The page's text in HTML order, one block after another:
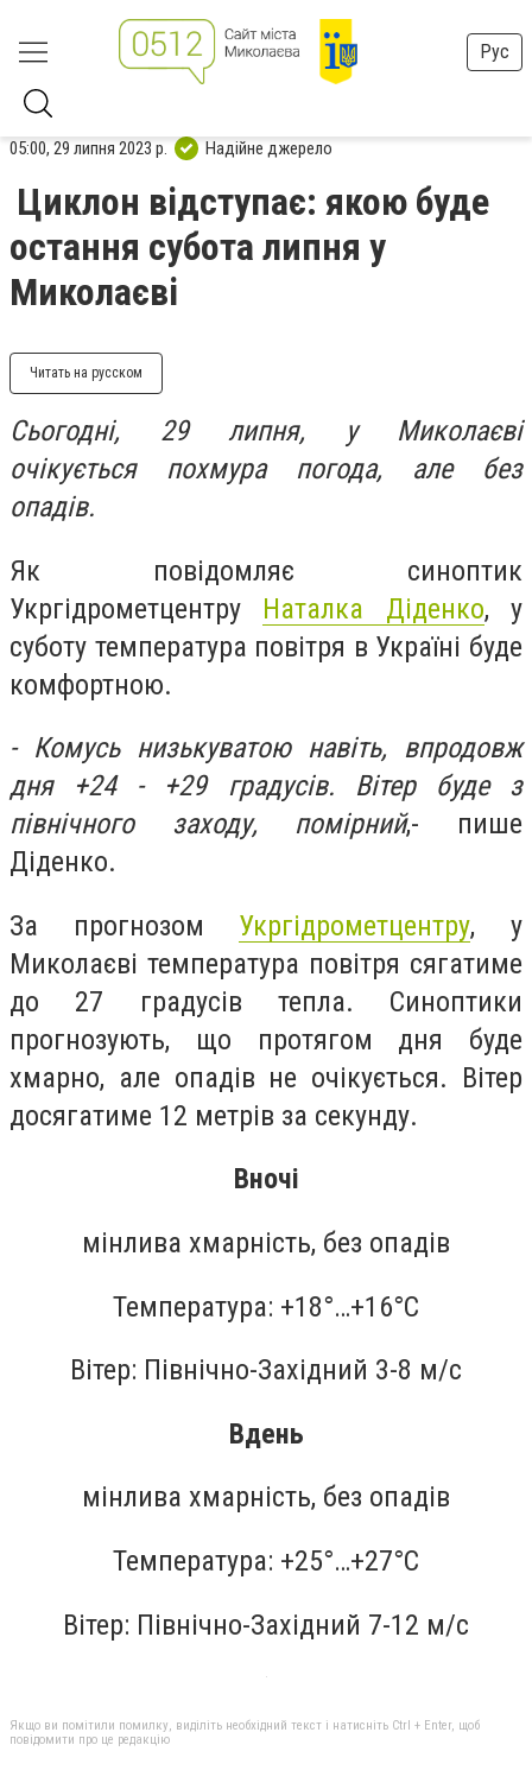
Рус
05:00, 29 липня 2023 р. Надійне джерело
Циклон відступає: якою буде
остання субота липня у
Миколаєві
Читать на русском
Сьогодні, 29 липня, у Миколаєві
очікується похмура погода, але без
опадів.
Як повідомляє синоптик
Укргідрометцентру Наталка Діденко, у
суботу температура повітря в Україні буде
комфортною.
- Комусь низькуватою навіть, впродовж
дня +24 - +29 градусів. Вітер буде з
північного заходу, помірний,- пише
Діденко.
За прогнозом Укргідрометцентру, у
Миколаєві температура повітря сягатиме
до 27 градусів тепла. Синоптики
прогнозують, що протягом дня буде
хмарно, але опадів не очікується. Вітер
досягатиме 12 метрів за секунду.
Вночі
мінлива хмарність, без опадів
Температура: +18°…+16°C
Вітер: Північно-Західний 3-8 м/с
Вдень
мінлива хмарність, без опадів
Температура: +25°…+27°C
Вітер: Північно-Західний 7-12 м/с
Якщо ви помітили помилку, виділіть необхідний текст і натисніть Ctrl + Enter, щоб
повідомити про це редакцію